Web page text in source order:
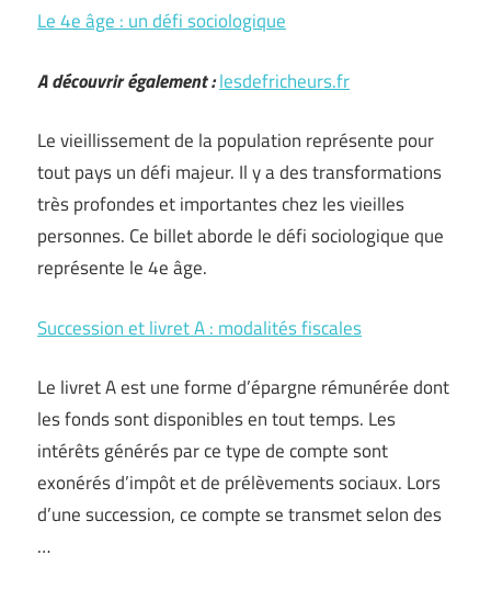
Le 4e âge : un défi sociologique
A découvrir également :lesdefricheurs.fr
Le vieillissement de la population représente pour
tout pays un défi majeur. Il y a des transformations
très profondes et importantes chez les vieilles
personnes. Ce billet aborde le défi sociologique que
représente le 4e âge.
Succession et livret A : modalités fiscales
Le livret A est une forme d’épargne rémunérée dont
les fonds sont disponibles en tout temps. Les
intérêts générés par ce type de compte sont
exonérés d’impôt et de prélèvements sociaux. Lors
d’une succession, ce compte se transmet selon des
…